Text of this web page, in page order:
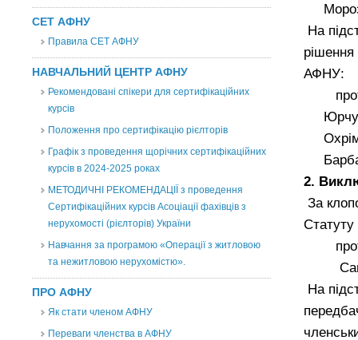
СЕТ АФНУ
Правила СЕТ АФНУ
НАВЧАЛЬНИЙ ЦЕНТР АФНУ
Рекомендовані спікери для сертифікаційних
курсів
Положення про сертифікацію рієлторів
Графік з проведення щорічних сертифікаційних
курсів в 2024-2025 роках
МЕТОДИЧНІ РЕКОМЕНДАЦІЇ з проведення
Сертифікаційних курсів Асоціації фахівців з
нерухомості (рієлторів) України
Навчання за програмою «Операції з житловою
та нежитловою нерухомістю».
ПРО АФНУ
Як стати членом АФНУ
Переваги членства в АФНУ
На
рішення
АФНУ:
Юрчук
2.
За
На